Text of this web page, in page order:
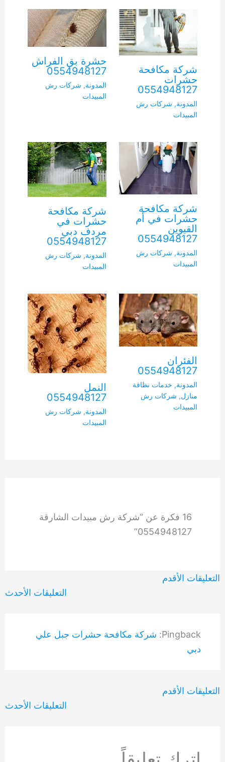
شركة مكافحة
حشرات
0554948127
المدونة, شركات رش
المبيدات
حشرة بق الفراش
0554948127
المدونة, شركات رش
المبيدات
شركة مكافحة
حشرات في أم
القيوين
0554948127
المدونة, شركات رش
المبيدات
شركة مكافحة
حشرات في
مردف دبي
0554948127
المدونة, شركات رش
المبيدات
الفئران
0554948127
المدونة, خدمات نظافة
منازل, شركات رش
المبيدات
النمل
0554948127
المدونة, شركات رش
المبيدات
16 فكرة عن “شركة رش مبيدات الشارقة
0554948127”
التعليقات
التعليقات الأقدم
التعليقات الأحدث
Pingback: شركة مكافحة حشرات جبل علي
دبي
التعليقات
التعليقات الأقدم
التعليقات الأحدث